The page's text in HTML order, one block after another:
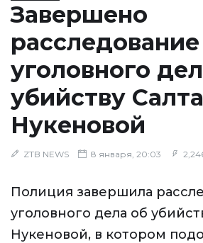
Завершено
расследование
уголовного
убийству
Нукеновой
ZTB NEWS 8 января, 20:03
Полиция завершила
уголовного дела об
Нукеновой, в котором